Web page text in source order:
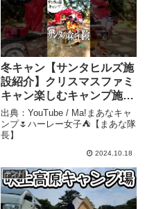
冬キャン【サンタヒルズ施
設紹介】クリスマスファミ
キャン楽しむキャンプ施設
紹介⛺️高規格穴場キャンプ
場┊︎ #camp #camping #キ
ャンプ #キャンプ飯 #キャ
ンプ女子 #キャブヘイ –
Ma!まあなキャンプ🌷ハー
レー女子⛺️【まあな隊長】
出典：YouTube / Ma!まあなキャ
ンプ🌷ハーレー女子⛺️【まあな隊
長】
2024.10.18
テント